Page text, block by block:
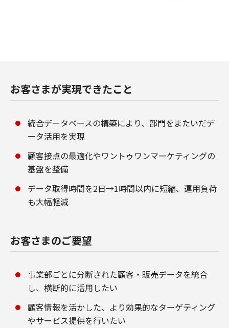
お客さまが実現できたこと
統合データベースの構築により、部門をまたいだデ
ータ活用を実現
顧客接点の最適化やワントゥワンマーケティングの
基盤を整備
データ取得時間を2日→1時間以内に短縮、運用負荷
も大幅軽減
お客さまのご要望
事業部ごとに分断された顧客・販売データを統合
し、横断的に活用したい
顧客情報を活かした、より効果的なターゲティング
やサービス提供を行いたい